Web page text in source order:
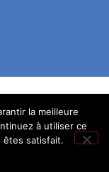
la meilleure
à utiliser ce
êtes satisfait.